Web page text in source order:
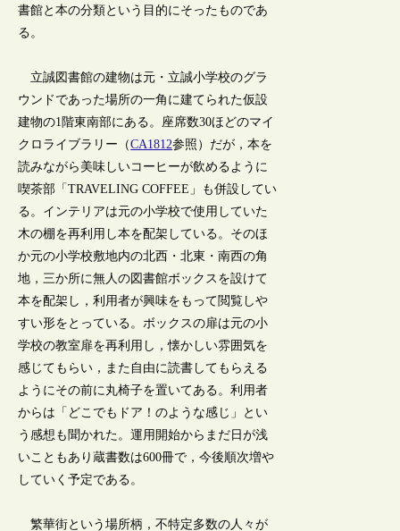
書館と本の分類という目的にそったものであ
る。
立誠図書館の建物は元・立誠小学校のグラ
ウンドであった場所の一角に建てられた仮設
建物の1階東南部にある。座席数30ほどのマイ
クロライブラリー（CA1812参照）だが，本を
読みながら美味しいコーヒーが飲めるように
喫茶部「TRAVELING COFFEE」も併設してい
る。インテリアは元の小学校で使用していた
木の棚を再利用し本を配架している。そのほ
か元の小学校敷地内の北西・北東・南西の角
地，三か所に無人の図書館ボックスを設けて
本を配架し，利用者が興味をもって閲覧しや
すい形をとっている。ボックスの扉は元の小
学校の教室扉を再利用し，懐かしい雰囲気を
感じてもらい，また自由に読書してもらえる
ようにその前に丸椅子を置いてある。利用者
からは「どこでもドア！のような感じ」とい
う感想も聞かれた。運用開始からまだ日が浅
いこともあり蔵書数は600冊で，今後順次増や
していく予定である。
繁華街という場所柄，不特定多数の人々が